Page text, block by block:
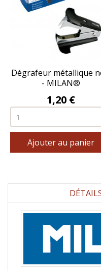
Dégrafeur métallique
- MILAN®
Prix
1,20 €
Ajouter au panier